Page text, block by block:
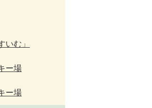
いむ」
ー場
ー場